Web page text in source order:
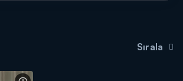
Sırala